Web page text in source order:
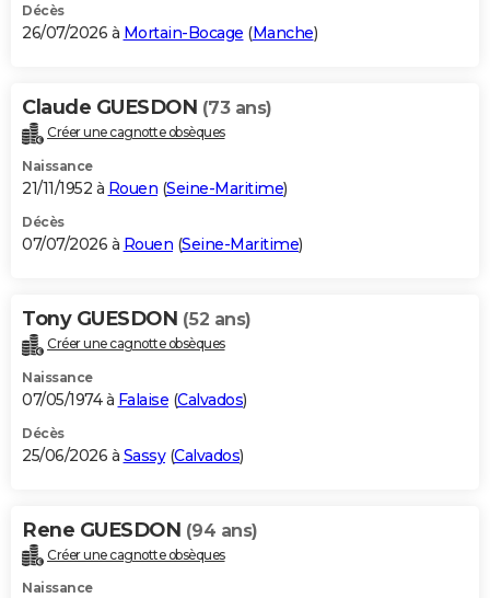
S'inscrire
Se connecter
Lycées
Collèges
Primaires
Universités
Entreprises
Service militaire
Avis de recherche
AVIS DE DÉCÈS
Bricolage
Lifestyle
Culture
Sport
Auto
Television
Voyage
Cinema
Décès
26/07/2026 à Mortain-Bocage (Manche)
Claude GUESDON (73 ans)
Créer une cagnotte obsèques
Naissance
21/11/1952 à Rouen (Seine-Maritime)
Décès
07/07/2026 à Rouen (Seine-Maritime)
Tony GUESDON (52 ans)
Créer une cagnotte obsèques
Naissance
07/05/1974 à Falaise (Calvados)
Décès
25/06/2026 à Sassy(Calvados)
Rene GUESDON (94 ans)
Créer une cagnotte obsèques
Naissance